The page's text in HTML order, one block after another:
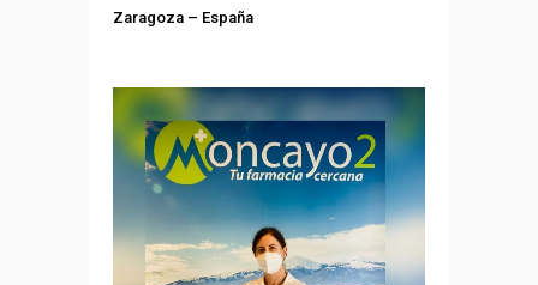
Zaragoza – España